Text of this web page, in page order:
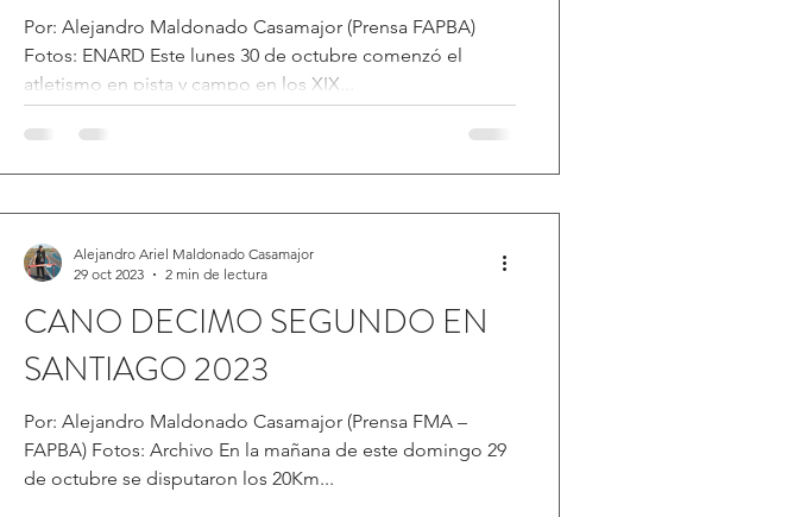
Por: Alejandro Maldonado Casamajor (Prensa FAPBA)
Fotos: ENARD Este lunes 30 de octubre comenzó el
atletismo en pista y campo en los XIX...
CANO DECIMO SEGUNDO EN
SANTIAGO 2023
Por: Alejandro Maldonado Casamajor (Prensa FMA –
FAPBA) Fotos: Archivo En la mañana de este domingo 29
de octubre se disputaron los 20Km...
Alejandro Ariel Maldonado Casamajor
29 oct 2023
2 min de lectura